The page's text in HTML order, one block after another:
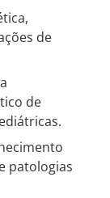
de
de
patologias